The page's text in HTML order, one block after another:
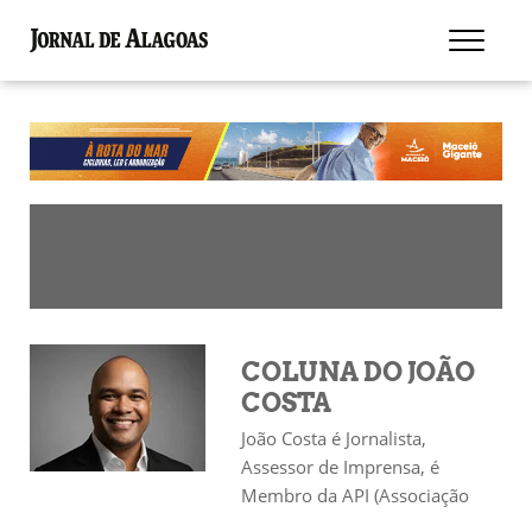
COLUNA DO JOÃO
COSTA
João Costa é Jornalista,
Assessor de Imprensa, é
Membro da API (Associação